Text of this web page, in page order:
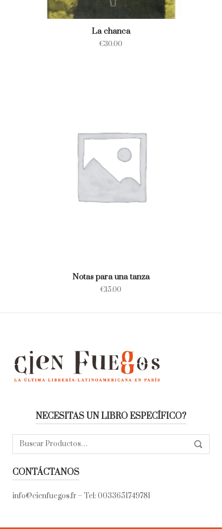
La chanca
€30.00
Notas para una tanza
€15.00
NECESITAS UN LIBRO ESPECÍFICO?
Buscar:
CONTÁCTANOS
info@cienfuegos.fr – Tel: 0033651749781